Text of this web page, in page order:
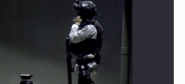
y asesinado frente a un